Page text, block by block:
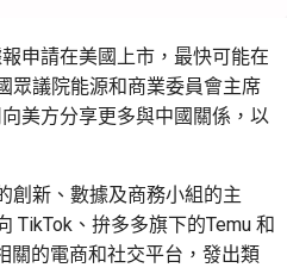
申請在美國上市，最快可能在
眾議院能源和商業委員會主席
美方分享更多與中國關係，以
創新、數據及商務小組的主
TikTok、拚多多旗下的Temu 和
關的電商和社交平台，發出類